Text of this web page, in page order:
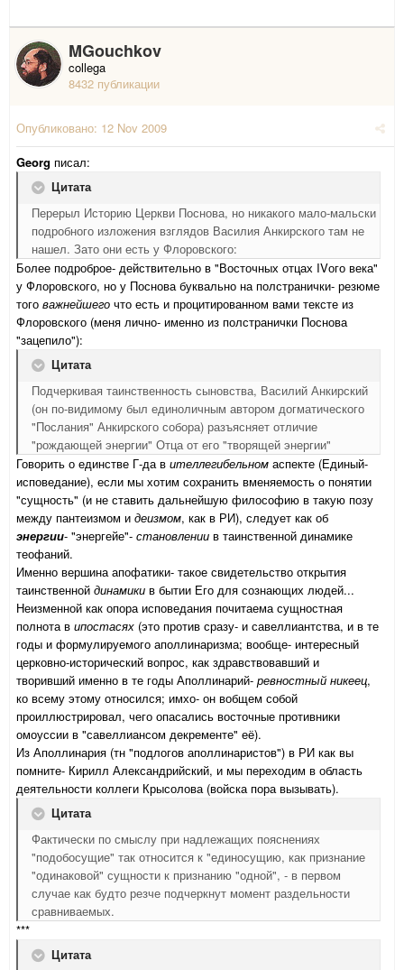
MGouchkov
collega
8432 публикации
Опубликовано: 12 Nov 2009
Georg писал:
Цитата
Перерыл Историю Церкви Поснова, но никакого мало-мальски
подробного изложения взглядов Василия Анкирского там не
нашел. Зато они есть у Флоровского:
Более подроброе- действительно в "Восточных отцах IVого века"
у Флоровского, но у Поснова буквально на полстранички- резюме
того важнейшего что есть и процитированном вами тексте из
Флоровского (меня лично- именно из полстранички Поснова
"зацепило"):
Цитата
Подчеркивая таинственность сыновства, Василий Анкирский
(он по-видимому был единоличным автором догматического
"Послания" Анкирского собора) разъясняет отличие
"рождающей энергии" Отца от его "творящей энергии"
Говорить о единстве Г-да в ителлегибельном аспекте (Единый-
исповедание), если мы хотим сохранить вменяемость о понятии
"сущность" (и не ставить дальнейшую философию в такую позу
между пантеизмом и деизмом, как в РИ), следует как об
энергии- "энергейе"- становлении в таинственной динамике
теофаний.
Именно вершина апофатики- такое свидетельство открытия
таинственной динамики в бытии Его для сознающих людей...
Неизменной как опора исповедания почитаема сущностная
полнота в ипостасях (это против сразу- и савеллиантства, и в те
годы и формулируемого аполлинаризма; вообще- интересный
церковно-исторический вопрос, как здравствовавший и
творивший именно в те годы Аполлинарий- ревностный никеец,
ко всему этому относился; имхо- он вобщем собой
проиллюстрировал, чего опасались восточные противники
омоуссии в "савеллиансом декременте" её).
Из Аполлинария (тн "подлогов аполлинаристов") в РИ как вы
помните- Кирилл Александрийский, и мы переходим в область
деятельности коллеги Крысолова (войска пора вызывать).
Цитата
Фактически по смыслу при надлежащих пояснениях
"подобосущие" так относится к "единосущию, как признание
"одинаковой" сущности к признанию "одной", - в первом
случае как будто резче подчеркнут момент раздельности
сравниваемых.
***
Цитата